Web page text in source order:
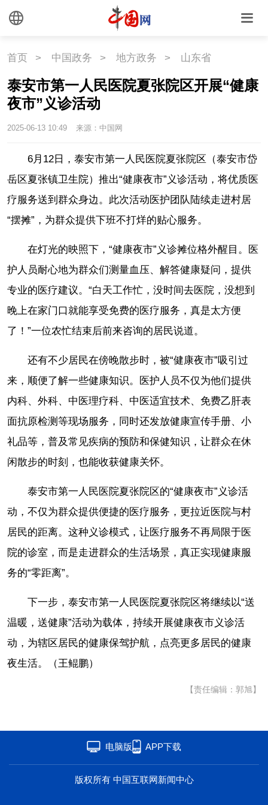
首页 > 中国政务 > 地方政务 > 山东省
泰安市第一人民医院夏张院区开展“健康
夜市”义诊活动
2025-06-13 10:49 来源：中国网
6月12日，泰安市第一人民医院夏张院区（泰安市岱
岳区夏张镇卫生院）推出“健康夜市”义诊活动，将优质医
疗服务送到群众身边。此次活动医护团队陆续走进村居
“摆摊”，为群众提供下班不打烊的贴心服务。
在灯光的映照下，“健康夜市”义诊摊位格外醒目。医
护人员耐心地为群众们测量血压、解答健康疑问，提供
专业的医疗建议。“白天工作忙，没时间去医院，没想到
晚上在家门口就能享受免费的医疗服务，真是太方便
了！”一位农忙结束后前来咨询的居民说道。
还有不少居民在傍晚散步时，被“健康夜市”吸引过
来，顺便了解一些健康知识。医护人员不仅为他们提供
内科、外科、中医理疗科、中医适宜技术、免费乙肝表
面抗原检测等现场服务，同时还发放健康宣传手册、小
礼品等，普及常见疾病的预防和保健知识，让群众在休
闲散步的时刻，也能收获健康关怀。
泰安市第一人民医院夏张院区的“健康夜市”义诊活
动，不仅为群众提供便捷的医疗服务，更拉近医院与村
居民的距离。这种义诊模式，让医疗服务不再局限于医
院的诊室，而是走进群众的生活场景，真正实现健康服
务的“零距离”。
下一步，泰安市第一人民医院夏张院区将继续以“送
温暖，送健康”活动为载体，持续开展健康夜市义诊活
动，为辖区居民的健康保驾护航，点亮更多居民的健康
夜生活。（王鲲鹏）
【责任编辑：郭旭】
电脑版 APP下载
版权所有 中国互联网新闻中心